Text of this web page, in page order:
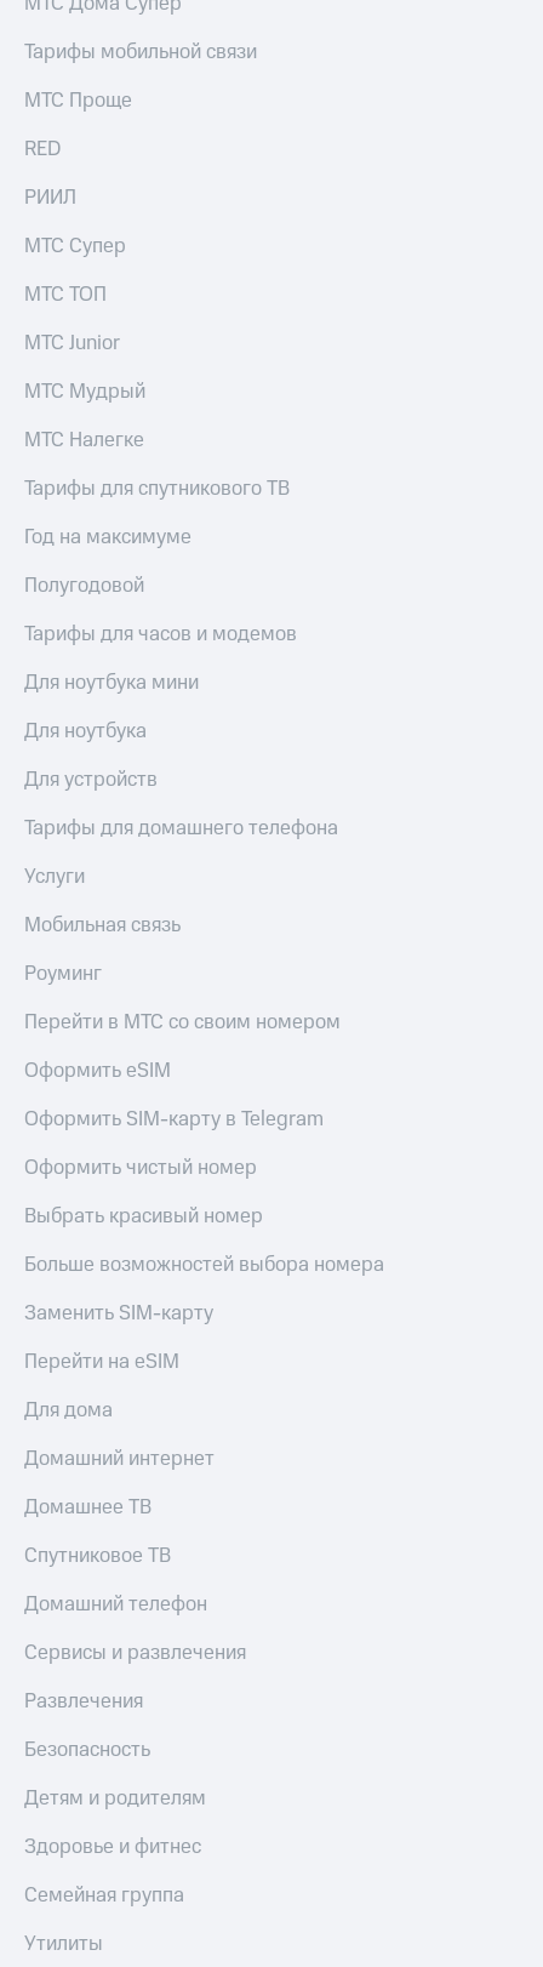
Тарифы мобильной связи
МТС Проще
RED
РИИЛ
МТС Супер
МТС ТОП
МТС Junior
МТС Мудрый
МТС Налегке
Тарифы для спутникового ТВ
Год на максимуме
Полугодовой
Тарифы для часов и модемов
Для ноутбука мини
Для ноутбука
Для устройств
Тарифы для домашнего телефона
Услуги
Мобильная связь
Роуминг
Перейти в МТС со своим номером
Оформить eSIM
Оформить SIM-карту в Telegram
Оформить чистый номер
Выбрать красивый номер
Больше возможностей выбора номера
Заменить SIM-карту
Перейти на eSIM
Для дома
Домашний интернет
Домашнее ТВ
Спутниковое ТВ
Домашний телефон
Сервисы и развлечения
Развлечения
Безопасность
Детям и родителям
Здоровье и фитнес
Семейная группа
Утилиты